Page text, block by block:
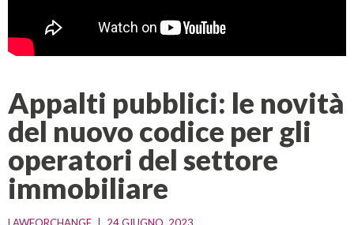
Appalti pubblici: le novità
del nuovo codice per gli
operatori del settore
immobiliare
LAWFORCHANGE 24 GIUGNO, 2023